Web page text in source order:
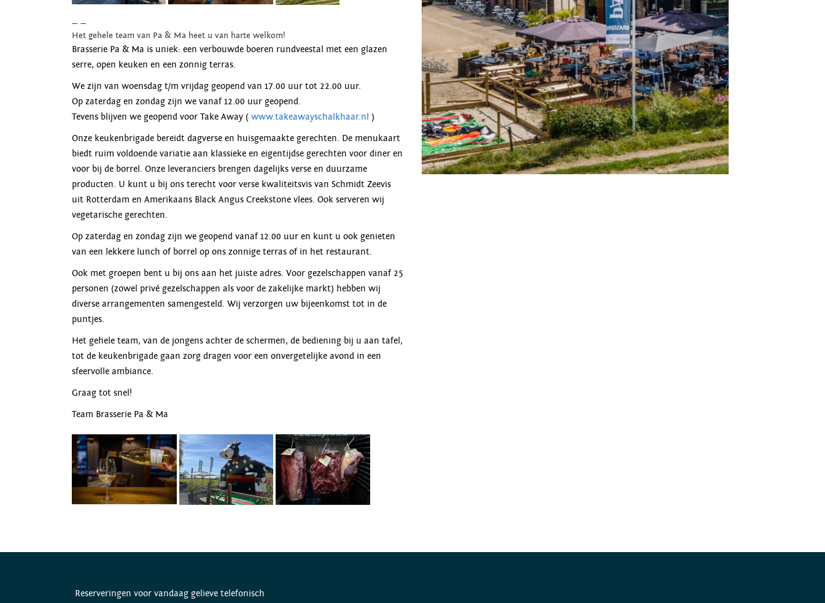
— —
Het gehele team van Pa & Ma heet u van harte welkom!
Brasserie Pa & Ma is uniek: een verbouwde boeren rundveestal met een glazen
serre, open keuken en een zonnig terras.
We zijn van woensdag t/m vrijdag geopend van 17.00 uur tot 22.00 uur.
Op zaterdag en zondag zijn we vanaf 12.00 uur geopend.
Tevens blijven we geopend voor Take Away ( www.takeawayschalkhaar.nl )
Onze keukenbrigade bereidt dagverse en huisgemaakte gerechten. De menukaart
biedt ruim voldoende variatie aan klassieke en eigentijdse gerechten voor diner en
voor bij de borrel. Onze leveranciers brengen dagelijks verse en duurzame
producten. U kunt u bij ons terecht voor verse kwaliteitsvis van Schmidt Zeevis
uit Rotterdam en Amerikaans Black Angus Creekstone vlees. Ook serveren wij
vegetarische gerechten.
Op zaterdag en zondag zijn we geopend vanaf 12.00 uur en kunt u ook genieten
van een lekkere lunch of borrel op ons zonnige terras of in het restaurant.
Ook met groepen bent u bij ons aan het juiste adres. Voor gezelschappen vanaf 25
personen (zowel privé gezelschappen als voor de zakelijke markt) hebben wij
diverse arrangementen samengesteld. Wij verzorgen uw bijeenkomst tot in de
puntjes.
Het gehele team, van de jongens achter de schermen, de bediening bij u aan tafel,
tot de keukenbrigade gaan zorg dragen voor een onvergetelijke avond in een
sfeervolle ambiance.
Graag tot snel!
Team Brasserie Pa & Ma
Reserveringen voor vandaag gelieve telefonisch